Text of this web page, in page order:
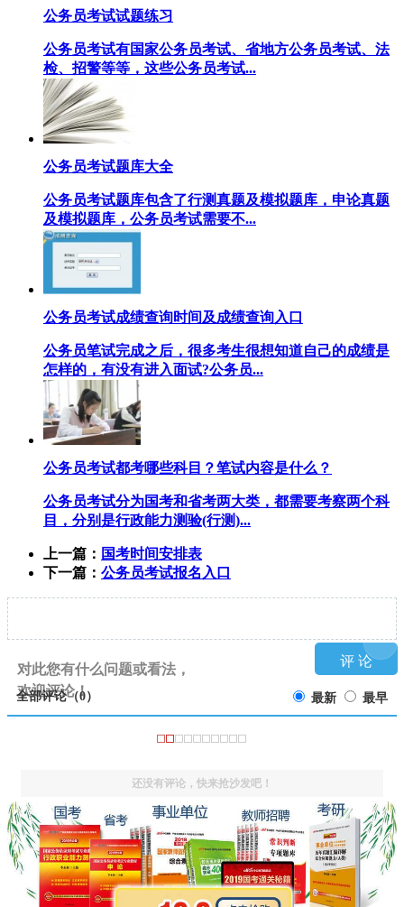
公务员考试试题练习
公务员考试有国家公务员考试、省地方公务员考试、法
检、招警等等，这些公务员考试...
公务员考试题库大全
公务员考试题库包含了行测真题及模拟题库，申论真题
及模拟题库，公务员考试需要不...
公务员考试成绩查询时间及成绩查询入口
公务员笔试完成之后，很多考生很想知道自己的成绩是
怎样的，有没有进入面试?公务员...
公务员考试都考哪些科目？笔试内容是什么？
公务员考试分为国考和省考两大类，都需要考察两个科
目，分别是行政能力测验(行测)...
上一篇： 国考时间安排表
下一篇： 公务员考试报名入口
对此您有什么问题或看法，
欢迎评论！
全部评论（0） 最新 最早
还没有评论，快来抢沙发吧！